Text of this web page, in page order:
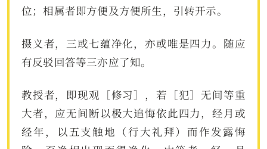
位；相属者即方便及方便所生，引转开示。
摄义者，三或七蕴净化，亦或唯是四力。随应
有反驳回答等三亦应了知。
教授者，即现观［修习］，若［犯］无间等重
大者，应无间断以极大追悔依此四力，经月或
经年，以五支触地（行大礼拜）而作发露悔